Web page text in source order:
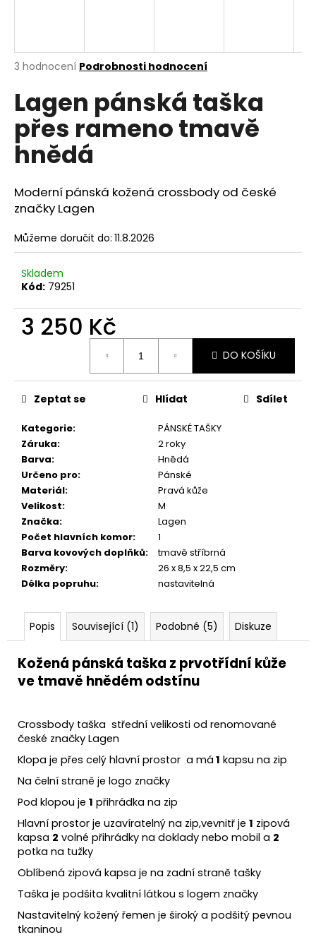
Průměrné
produktu
je
5
hvězdiček.
3 hodnocení Podrobnosti hodnocení
Lagen pánská taška
přes rameno tmavě
hnědá
Moderní pánská kožená crossbody od české
značky Lagen
Můžeme doručit do: 11.8.2026
Skladem
Kód: 79251
3 250 Kč
DO KOŠÍKU
Kategorie:
PÁNSKÉ TAŠKY
Záruka:
2 roky
Barva:
Hnědá
Určeno pro:
Pánské
Materiál:
Pravá kůže
Velikost:
M
Značka:
Lagen
Počet hlavních komor:
1
Barva kovových doplňků:
tmavě stříbrná
Rozměry:
26 x 8,5 x 22,5 cm
Délka popruhu: nastavitelná
Zeptat se Hlídat Sdílet
Popis Související (1) Podobné (5) Diskuze
Kožená pánská taška z prvotřídní kůže
ve tmavě hnědém odstínu
Crossbody taška střední velikosti od renomované
české značky Lagen
Klopa je přes celý hlavní prostor a má 1 kapsu na zip
Na čelní straně je logo značky
Pod klopou je 1 přihrádka na zip
Hlavní prostor je uzavíratelný na zip,vevnitř je 1 zipová
kapsa 2 volné přihrádky na doklady nebo mobil a 2
potka na tužky
Oblíbená zipová kapsa je na zadní straně tašky
Taška je podšita kvalitní látkou s logem značky
Nastavitelný kožený řemen je široký a podšitý pevnou
tkaninou
í
t
?
o
p
o
u
u
m
e